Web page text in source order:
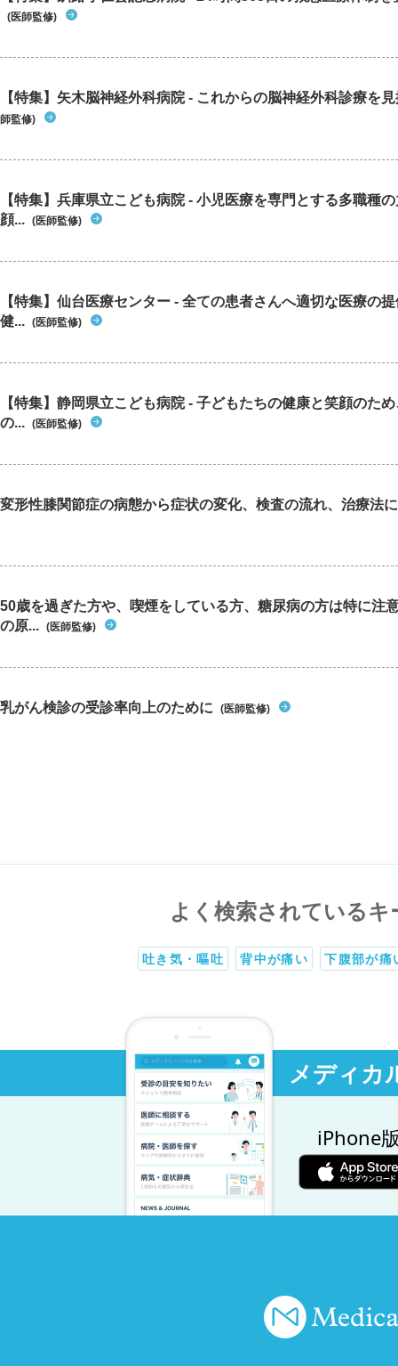
(医師監修)
【特集】矢木脳神経外科病院 - これからの脳神経外科診療を
師監修)
【特集】兵庫県立こども病院 - 小児医療を専門とする多職種
顔... (医師監修)
【特集】仙台医療センター - 全ての患者さんへ適切な医療の
健... (医師監修)
【特集】静岡県立こども病院 - 子どもたちの健康と笑顔のた
の... (医師監修)
変形性膝関節症の病態から症状の変化、検査の流れ、治療法
50歳を過ぎた方や、喫煙をしている方、糖尿病の方は特に注
の原... (医師監修)
乳がん検診の受診率向上のために (医師監修)
よく検索されているキ
吐き気・嘔吐 背中が痛い 下腹部が痛
メディカ
iPhone